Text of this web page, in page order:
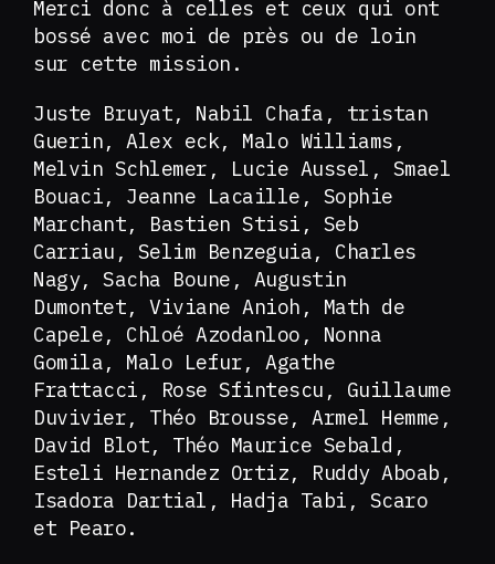
Merci donc à celles et ceux qui ont
bossé avec moi de près ou de loin
sur cette mission.
Juste Bruyat, Nabil Chafa, tristan
Guerin, Alex eck, Malo Williams,
Melvin Schlemer, Lucie Aussel, Smael
Bouaci, Jeanne Lacaille, Sophie
Marchant, Bastien Stisi, Seb
Carriau, Selim Benzeguia, Charles
Nagy, Sacha Boune, Augustin
Dumontet, Viviane Anioh, Math de
Capele, Chloé Azodanloo, Nonna
Gomila, Malo Lefur, Agathe
Frattacci, Rose Sfintescu, Guillaume
Duvivier, Théo Brousse, Armel Hemme,
David Blot, Théo Maurice Sebald,
Esteli Hernandez Ortiz, Ruddy Aboab,
Isadora Dartial, Hadja Tabi, Scaro
et Pearo.